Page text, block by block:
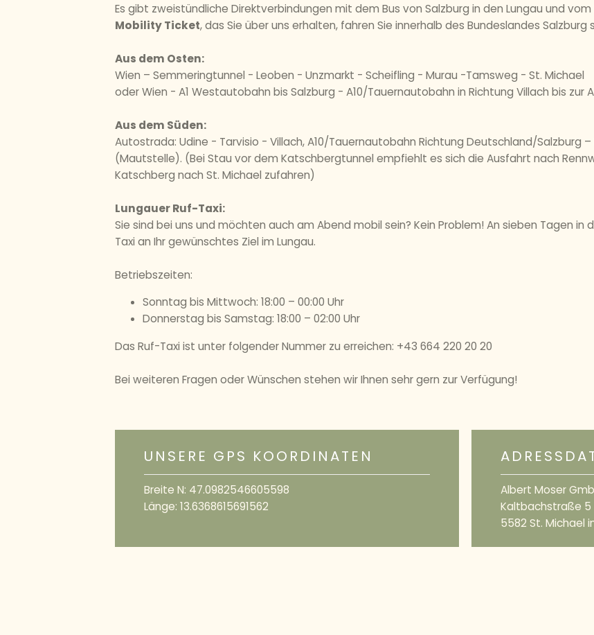
Es gibt zweistündliche Direktverbindungen mit dem Bus von Salzburg in den Lungau und
Mobility Ticket, das Sie über uns erhalten, fahren Sie innerhalb des Bundeslandes Salzburg
Aus dem Osten:
Wien – Semmeringtunnel - Leoben - Unzmarkt - Scheifling - Murau -Tamsweg - St. Michael
oder Wien - A1 Westautobahn bis Salzburg - A10/Tauernautobahn in Richtung Villach bis zur
Aus dem Süden:
Autostrada: Udine - Tarvisio - Villach, A10/Tauernautobahn Richtung Deutschland/Salzburg
(Mautstelle). (Bei Stau vor dem Katschbergtunnel empfiehlt es sich die Ausfahrt nach
Katschberg nach St. Michael zufahren)
Lungauer Ruf-Taxi:
Sie sind bei uns und möchten auch am Abend mobil sein? Kein Problem! An sieben Tagen in
Taxi an Ihr gewünschtes Ziel im Lungau.
Betriebszeiten:
Sonntag bis Mittwoch: 18:00 – 00:00 Uhr
Donnerstag bis Samstag: 18:00 – 02:00 Uhr
Das Ruf-Taxi ist unter folgender Nummer zu erreichen: +43 664 220 20 20
Bei weiteren Fragen oder Wünschen stehen wir Ihnen sehr gern zur Verfügung!
UNSERE GPS KOORDINATEN
Breite N: 47.0982546605598
Länge: 13.6368615691562
Albert Moser
Kaltbachstraße 5
5582 St. Michael